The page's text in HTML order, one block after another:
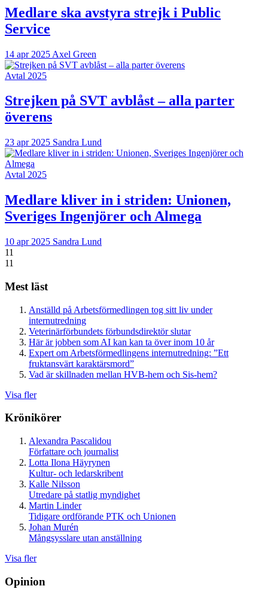
Medlare ska avstyra strejk i Public
Service
14 apr 2025 Axel Green
Avtal 2025
Strejken på SVT avblåst – alla parter
överens
23 apr 2025 Sandra Lund
Avtal 2025
Medlare kliver in i striden: Unionen,
Sveriges Ingenjörer och Almega
10 apr 2025 Sandra Lund
11
11
Mest läst
Anställd på Arbetsförmedlingen tog sitt liv under
internutredning
Veterinärförbundets förbundsdirektör slutar
Här är jobben som AI kan kan ta över inom 10 år
Expert om Arbetsförmedlingens internutredning: ”Ett
fruktansvärt karaktärsmord”
Vad är skillnaden mellan HVB-hem och Sis-hem?
Visa fler
Krönikörer
Alexandra Pascalidou
Författare och journalist
Lotta Ilona Häyrynen
Kultur- och ledarskribent
Kalle Nilsson
Utredare på statlig myndighet
Martin Linder
Tidigare ordförande PTK och Unionen
Johan Murén
Mångsysslare utan anställning
Visa fler
Opinion